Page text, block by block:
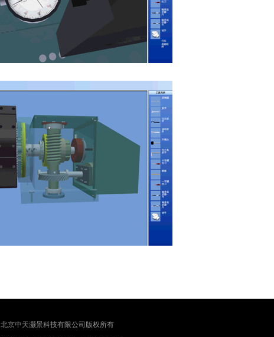
北京中天灏景科技有限公司版权所有